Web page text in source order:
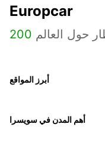
Europcar
200
أبرز المواقع
أهم المدن في سويسرا